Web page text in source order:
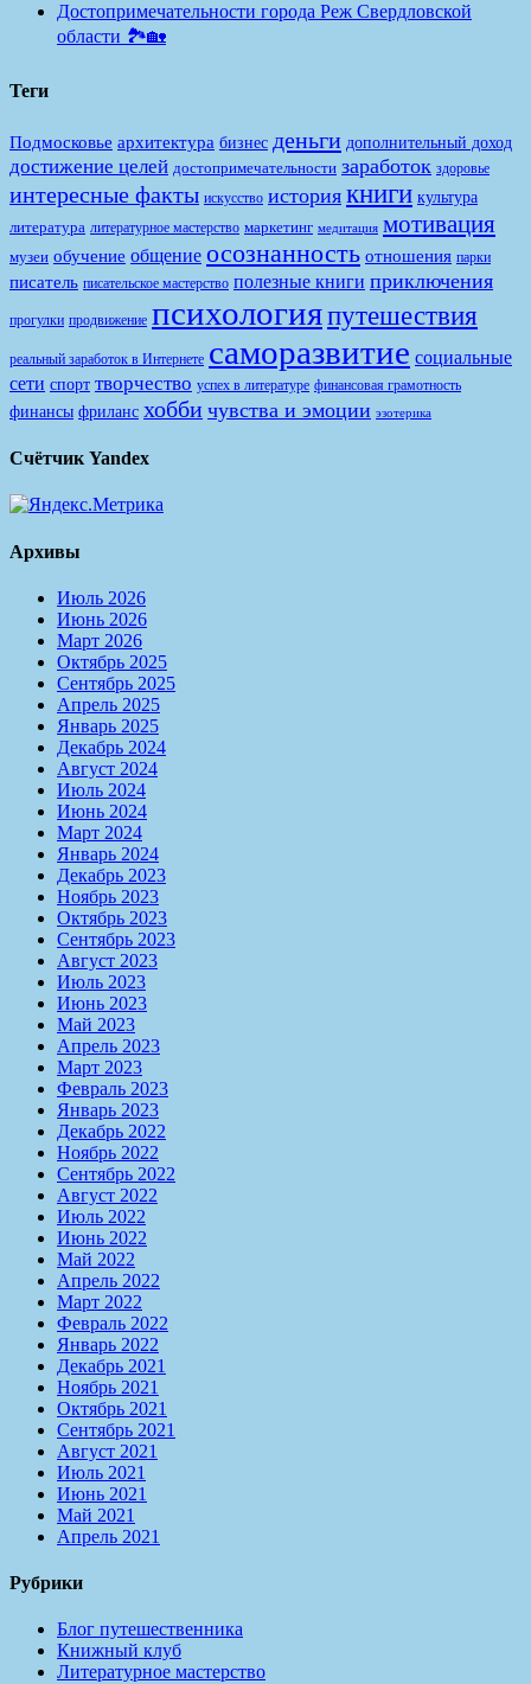
Достопримечательности города Реж Свердловской
области 🏞️🏡
Теги
Подмосковье архитектура бизнес деньги дополнительный доход
достижение целей достопримечательности заработок здоровье
интересные факты искусство история книги культура
литература литературное мастерство маркетинг медитация мотивация
музеи обучение общение осознанность отношения парки
писатель писательское мастерство полезные книги приключения
прогулки продвижение психологияпутешествия
реальный заработок в Интернете саморазвитие социальные
сети спорт творчество успех в литературе финансовая грамотность
финансы фриланс хобби чувства и эмоции эзотерика
Счётчик Yandex
Архивы
Июль 2026
Июнь 2026
Март 2026
Октябрь 2025
Сентябрь 2025
Апрель 2025
Январь 2025
Декабрь 2024
Август 2024
Июль 2024
Июнь 2024
Март 2024
Январь 2024
Декабрь 2023
Ноябрь 2023
Октябрь 2023
Сентябрь 2023
Август 2023
Июль 2023
Июнь 2023
Май 2023
Апрель 2023
Март 2023
Февраль 2023
Январь 2023
Декабрь 2022
Ноябрь 2022
Сентябрь 2022
Август 2022
Июль 2022
Июнь 2022
Май 2022
Апрель 2022
Март 2022
Февраль 2022
Январь 2022
Декабрь 2021
Ноябрь 2021
Октябрь 2021
Сентябрь 2021
Август 2021
Июль 2021
Июнь 2021
Май 2021
Апрель 2021
Рубрики
Блог путешественника
Книжный клуб
Литературное мастерство